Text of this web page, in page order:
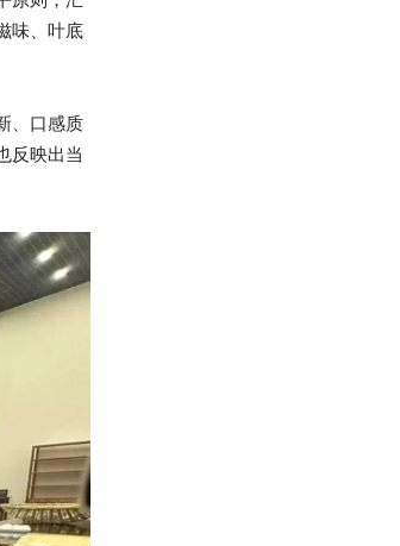
味、叶底
、口感质
反映出当